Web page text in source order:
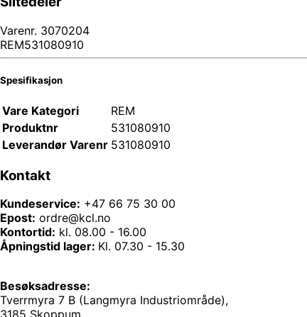
Varenr. 3070204
REM531080910
Spesifikasjon
Vare Kategori
REM
Produktnr
531080910
Leverandør Varenr 531080910
Kontakt
Kundeservice: +47 66 75 30 00
Epost: ordre@kcl.no
Kontortid: kl. 08.00 - 16.00
Åpningstid lager: Kl. 07.30 - 15.30
Besøksadresse:
Tverrmyra 7 B (Langmyra Industriområde),